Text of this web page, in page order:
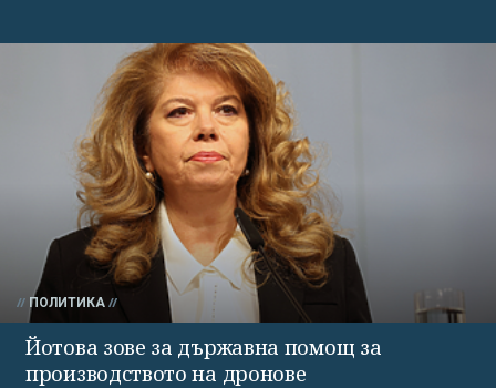
ПОЛИТИКА
Йотова зове за държавна помощ за
производството на дронове